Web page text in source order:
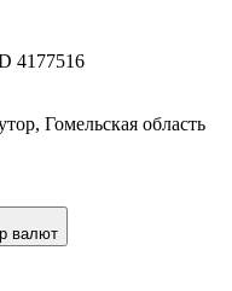
4177516
Гомельская область
валют